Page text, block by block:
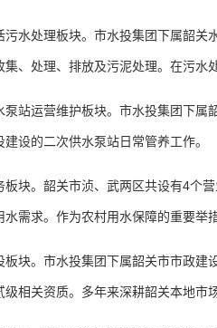
处理板块。市水投集团下属韶关
、处理、排放及污泥处理。在污水
运营维护板块。市水投集团下属
设的二次供水泵站日常管养工作。
。韶关市浈、武两区共设有4个营
需求。作为农村用水保障的重要举
。市水投集团下属韶关市市政建
相关资质。多年来深耕韶关本地市